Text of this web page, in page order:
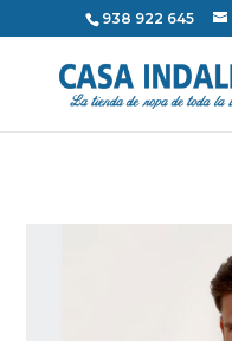
938 922 645